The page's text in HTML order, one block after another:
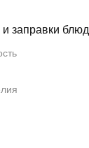
заправки блюд